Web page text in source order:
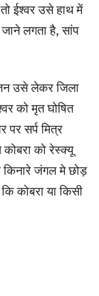
ईश्वर उसे हाथ में
लगता है, सांप
उसे लेकर जिला
को मृत घोषित
सर्प मित्र
कोबरा को रेस्क्यू
किनारे जंगल मे छोड़
कोबरा या किसी